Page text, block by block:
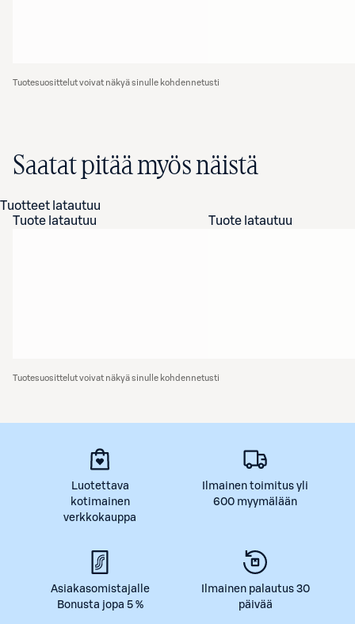
Tuotesuosittelut voivat näkyä sinulle kohdennetusti
Saatat pitää myös näistä
Tuotteet latautuu
Tuote latautuu
Tuote latautuu
Tuotesuosittelut voivat näkyä sinulle kohdennetusti
Luotettava
kotimainen
verkkokauppa
Ilmainen toimitus yli
600 myymälään
Asiakasomistajalle
Bonusta jopa 5 %
Ilmainen palautus 30
päivää